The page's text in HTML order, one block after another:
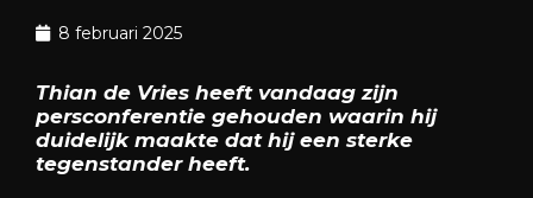
8 februari 2025
Thian de Vries heeft vandaag zijn
persconferentie gehouden waarin hij
duidelijk maakte dat hij een sterke
tegenstander heeft.